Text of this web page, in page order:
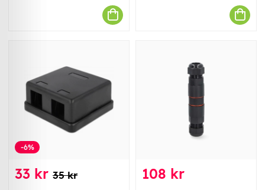
-6%
33 kr 35 kr 108 kr